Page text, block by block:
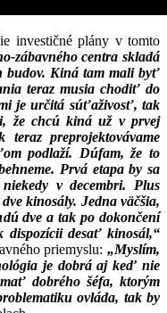
investičné plány v tomto
zábavného centra skladá
budov. Kiná tam mali byť
teraz musia chodiť do
jeurčitá súťaživosť, tak
že chcú kiná už v prvej
preprojektovávame
podlaží. Dúfam, že to
Prvá etapa by sa
v decembri. Plus
kinosály. Jedna väčšia,
dve a tak po dokončení
dispozícii desať kinosál,“
priemyslu: „Myslím,
je dobrá aj keď nie
dobrého šéfa, ktorým
ovláda, tak by